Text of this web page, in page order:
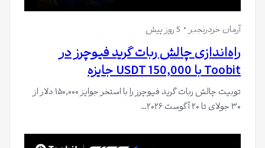
آرمان خردرنجبر 5 روز پیش
راه‌اندازی چالش ربات گرید فیوچرز در
Toobit با 150,000 USDT جایزه
توبیت چالش ربات گرید فیوچرز را با استخر جوایز ۱۵۰,۰۰۰ دلار از
۳۰ جولای تا ۲۰ آگوست ۲۰۲۶…